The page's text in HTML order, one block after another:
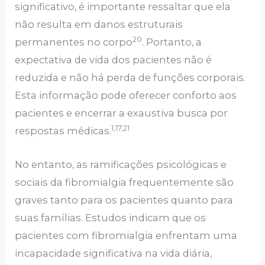
significativo, é importante ressaltar que ela
não resulta em danos estruturais
permanentes no corpo20. Portanto, a
expectativa de vida dos pacientes não é
reduzida e não há perda de funções corporais.
Esta informação pode oferecer conforto aos
pacientes e encerrar a exaustiva busca por
respostas médicas.1,17,21
No entanto, as ramificações psicológicas e
sociais da fibromialgia frequentemente são
graves tanto para os pacientes quanto para
suas famílias. Estudos indicam que os
pacientes com fibromialgia enfrentam uma
incapacidade significativa na vida diária,